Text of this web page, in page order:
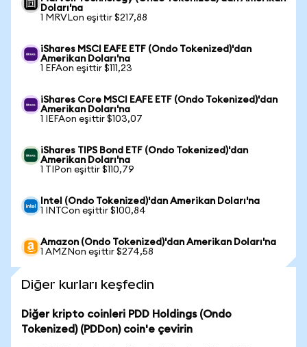
Doları'na
1 MRVLon eşittir $217,88
iShares MSCI EAFE ETF (Ondo Tokenized)'dan
Amerikan Doları'na
1 EFAon eşittir $111,23
iShares Core MSCI EAFE ETF (Ondo Tokenized)'dan
Amerikan Doları'na
1 IEFAon eşittir $103,07
iShares TIPS Bond ETF (Ondo Tokenized)'dan
Amerikan Doları'na
1 TIPon eşittir $110,79
Intel (Ondo Tokenized)'dan Amerikan Doları'na
1 INTCon eşittir $100,84
Amazon (Ondo Tokenized)'dan Amerikan Doları'na
1 AMZNon eşittir $274,58
Diğer kurları keşfedin
Diğer kripto coinleri PDD Holdings (Ondo
Tokenized) (PDDon) coin'e çevirin